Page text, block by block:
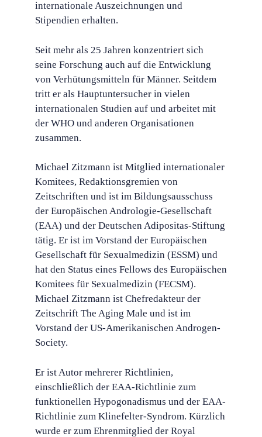
internationale Auszeichnungen und
Stipendien erhalten.
Seit mehr als 25 Jahren konzentriert sich
seine Forschung auch auf die Entwicklung
von Verhütungsmitteln für Männer. Seitdem
tritt er als Hauptuntersucher in vielen
internationalen Studien auf und arbeitet mit
der WHO und anderen Organisationen
zusammen.
Michael Zitzmann ist Mitglied internationaler
Komitees, Redaktionsgremien von
Zeitschriften und ist im Bildungsausschuss
der Europäischen Andrologie-Gesellschaft
(EAA) und der Deutschen Adipositas-Stiftung
tätig. Er ist im Vorstand der Europäischen
Gesellschaft für Sexualmedizin (ESSM) und
hat den Status eines Fellows des Europäischen
Komitees für Sexualmedizin (FECSM).
Michael Zitzmann ist Chefredakteur der
Zeitschrift The Aging Male und ist im
Vorstand der US-Amerikanischen Androgen-
Society.
Er ist Autor mehrerer Richtlinien,
einschließlich der EAA-Richtlinie zum
funktionellen Hypogonadismus und der EAA-
Richtlinie zum Klinefelter-Syndrom. Kürzlich
wurde er zum Ehrenmitglied der Royal